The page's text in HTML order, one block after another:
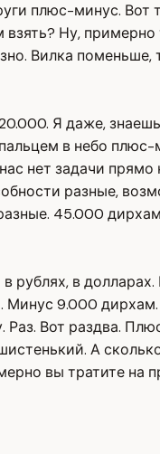
плюс-минус. Вот
Ну, примерно
Вилка поменьше,
Я даже,
в небо плюс-
нет задачи прямо
разные,
45.000 дирхам
рублях, в
Минус 9.000
Раз. Вот раздва.
А
вы тратите на